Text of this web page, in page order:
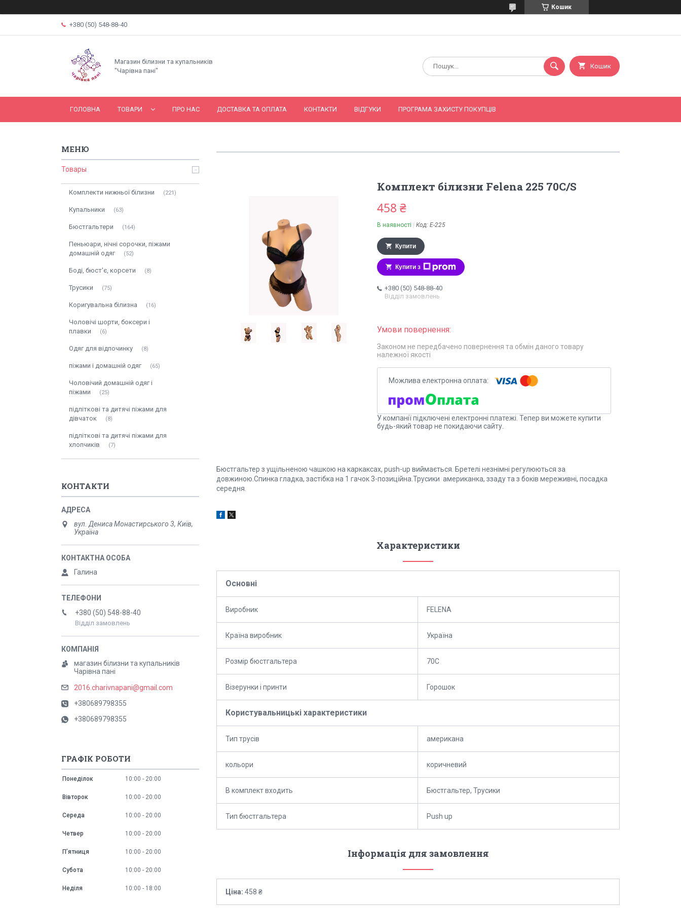
Кошик
+380 (50) 548-88-40
Магазин білизни та купальників
"Чарівна пані"
Кошик
ГОЛОВНА ТОВАРИ ПРО НАС ДОСТАВКА ТА ОПЛАТА КОНТАКТИ ВІДГУКИ ПРОГРАМА ЗАХИСТУ ПОКУПЦІВ
Комплект білизни Felena 225 70C/S
458 ₴
В наявності Код: Е-225
Купити
Купити з
+380 (50) 548-88-40
Відділ замовлень
Законом не передбачено повернення та обмін даного товару
належної якості
У компанії підключені електронні платежі. Тепер ви можете купити
будь-який товар не покидаючи сайту.
Бюстгальтер з ущільненою чашкою на каркаксах, push-up виймається. Бретелі незнімні регулюються за
довжиною.Спинка гладка, застібка на 1 гачок 3-позиційна.Трусики американка, ззаду та з боків мереживні, посадка
середня.
Характеристики
Основні
Виробник FELENA
Країна виробник Україна
Розмір бюстгальтера 70C
Візерунки і принти Горошок
Користувальницькі характеристики
Тип трусів американа
кольори коричневий
В комплект входить Бюстгальтер, Трусики
Тип бюстгальтера Push up
Інформація для замовлення
Ціна: 458 ₴
Товары
Комплекти нижньої білизни 221
Купальники 63
Бюстгальтери 164
Пеньюари, нічні сорочки, піжами
домашній одяг
52
Боді, бюст'є, корсети 8
Трусики 75
Коригувальна білизна 16
Чоловічі шорти, боксери і
плавки
6
Одяг для відпочинку 8
піжами і домашній одяг 65
Чоловічий домашній одяг і
піжами
25
підліткові та дитячі піжами для
дівчаток
8
підліткові та дитячі піжами для
хлопчиків
7
КОНТАКТИ
вул. Дениса Монастирського 3, Київ,
Україна
Галина
+380 (50) 548-88-40
Відділ замовлень
магазин білизни та купальників
Чарівна пані
2016.charivnapani@gmail.com
+380689798355
+380689798355
ГРАФІК РОБОТИ
Понеділок 10:00 20:00
Вівторок 10:00 20:00
Середа 10:00 20:00
Четвер 10:00 20:00
Пʼятниця 10:00 20:00
Субота 10:00 20:00
Неділя 10:00 18:00